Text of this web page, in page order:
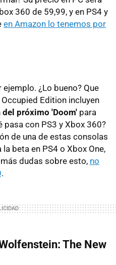
360 de 59,99, y en PS4 y
en Amazon lo tenemos por
¿Lo bueno? Que
Edition incluyen
próximo 'Doom' para
pasa con PS3 y Xbox 360?
de una de estas consolas
beta en PS4 o Xbox One,
dudas sobre esto, no
.
The New